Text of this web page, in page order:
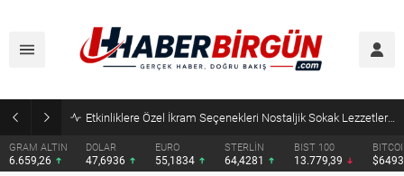
Etkinliklere Özel İkram Seçenekleri Nostaljik Sokak Lezzetleri’nden
GRAM ALTIN
6.659,26
DOLAR
47,6936
EURO
55,1834
STERLİN
64,4281
BIST 100
13.779,39